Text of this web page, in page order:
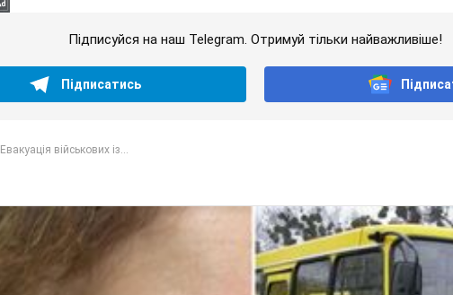
Підписуйся на наш Telegram. Отримуй тільки найважливіше!
Підписатись
Евакуація військових із...